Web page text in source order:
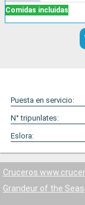
Comidas incluidas
Puesta en servicio:
N° tripunlates:
Eslora:
Cruceros
Grandeur of the Seas